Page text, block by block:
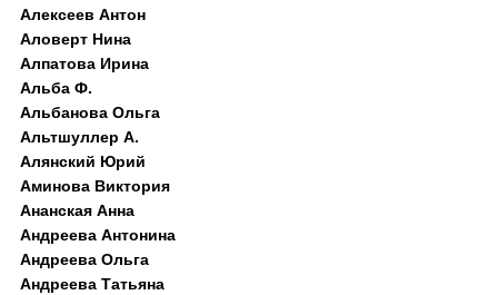
Алексеев Антон
Аловерт Нина
Алпатова Ирина
Альба Ф.
Альбанова Ольга
Альтшуллер А.
Алянский Юрий
Аминова Виктория
Ананская Анна
Андреева Антонина
Андреева Ольга
Андреева Татьяна